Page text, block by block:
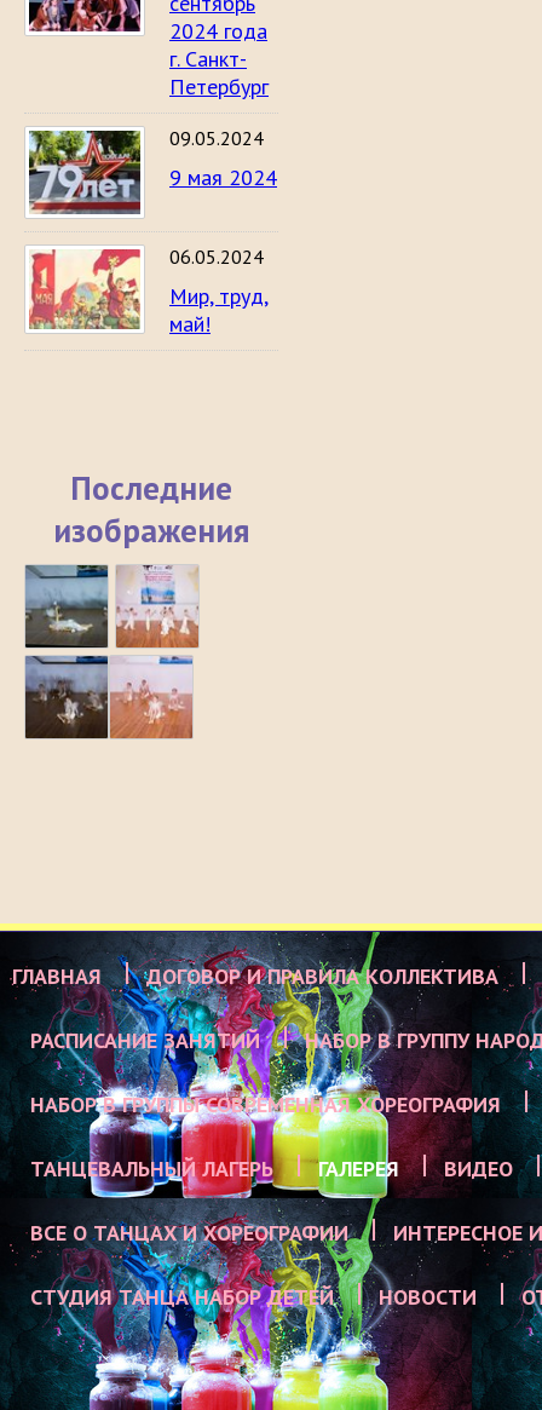
2024 года
г. Санкт-
Петербург
09.05.2024
9 мая 2024
06.05.2024
Мир, труд,
май!
Последние
изображения
ГЛАВНАЯ ДОГОВОР И ПРАВИЛА КОЛЛЕКТИВА
РАСПИСАНИЕ ЗАНЯТИЙ НАБОР В ГРУППУ
НАБОР В ГРУППЫ СОВРЕМЕННАЯ ХОРЕОГРАФИЯ
ТАНЦЕВАЛЬНЫЙ ЛАГЕРЬ ГАЛЕРЕЯ ВИДЕО
ВСЕ О ТАНЦАХ И ХОРЕОГРАФИИ ИНТЕРЕСНОЕ
СТУДИЯ ТАНЦА НАБОР ДЕТЕЙ НОВОСТИ